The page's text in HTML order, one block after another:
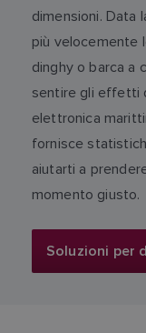
dimensioni. Data
più velocemente
dinghy o barca a
sentire gli effetti
elettronica
fornisce
aiutarti a
momento giusto.
Soluzioni per